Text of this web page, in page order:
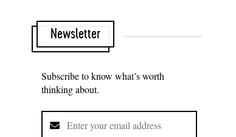
Newsletter
Subscribe to know what’s worth
thinking about.